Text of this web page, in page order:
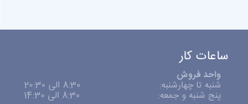
ساعات کار
واحد فروش
شنبه تا چهارشنبه: 8:30 الی 20:30
پنج شنبه و جمعه: 8:30 الی 14:30